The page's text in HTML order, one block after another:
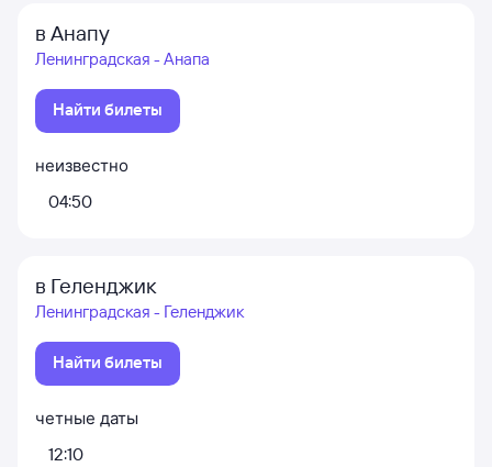
в Анапу
Ленинградская - Анапа
Найти билеты
неизвестно
04:50
в Геленджик
Ленинградская - Геленджик
Найти билеты
четные даты
12:10